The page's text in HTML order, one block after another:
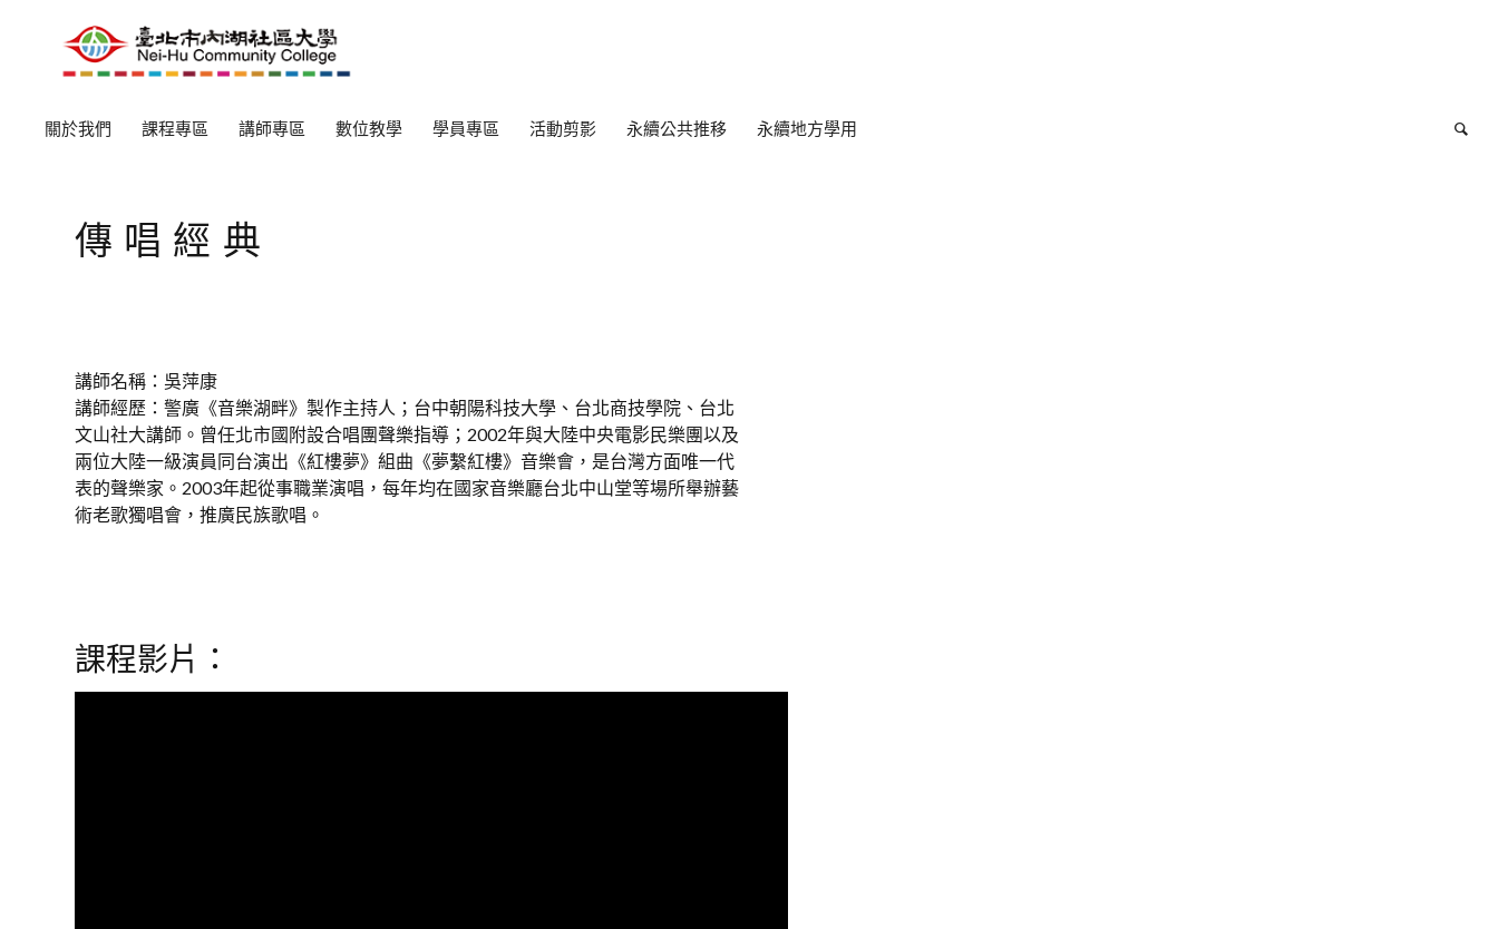
關於我們 課程專區 講師專區 數位教學 學員專區 活動剪影 永續公共推移 永續地方學用
傳唱經典
講師名稱：吳萍康
講師經歷：警廣《音樂湖畔》製作主持人；台中朝陽科技大學、台北商技學院、台北
文山社大講師。曾任北市國附設合唱團聲樂指導；2002年與大陸中央電影民樂團以及
兩位大陸一級演員同台演出《紅樓夢》組曲《夢繫紅樓》音樂會，是台灣方面唯一代
表的聲樂家。2003年起從事職業演唱，每年均在國家音樂廳台北中山堂等場所舉辦藝
術老歌獨唱會，推廣民族歌唱。
課程影片：